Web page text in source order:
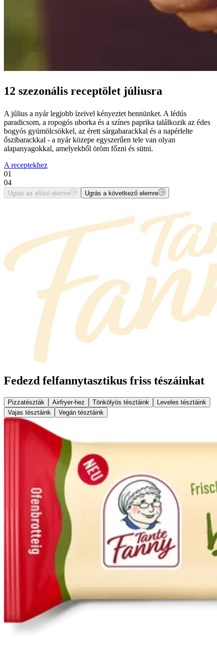
12 szezonális receptölet júliusra
A július a nyár legjobb ízeivel kényeztet bennünket. A lédús
paradicsom, a ropogós uborka és a színes paprika találkozik az édes
bogyós gyümölcsökkel, az érett sárgabarackkal és a napérlelte
őszibarackkal - a nyár közepe egyszerűen tele van olyan
alapanyagokkal, amelyekből öröm főzni és sütni.
A receptekhez
01
04
Ugrás az előző elemre Ugrás a következő elemre
Fedezd felfannytasztikus friss tészáinkat
Pizzatészták Airfryer-hez Tönkölyös tésztáink
Leveles tésztáink
Vajas tésztáink
Vegán tésztáink